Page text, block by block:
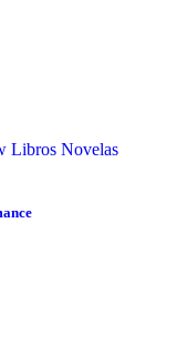
Libros Novelas